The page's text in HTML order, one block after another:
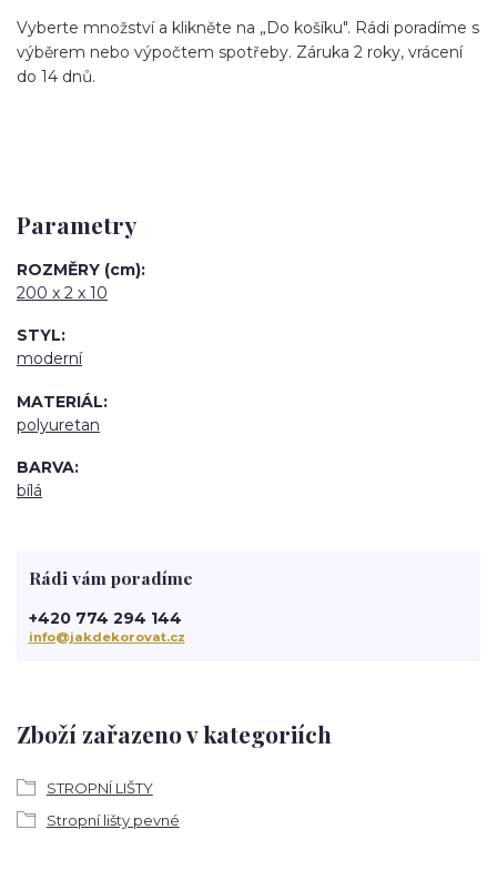
Vyberte množství a klikněte na „Do košíku". Rádi poradíme s
výběrem nebo výpočtem spotřeby. Záruka 2 roky, vrácení
do 14 dnů.
Parametry
ROZMĚRY (cm)
200 x 2 x 10
STYL
moderní
MATERIÁL
polyuretan
BARVA
bílá
Zboží zařazeno v kategoriích
STROPNÍ LIŠTY
Stropní lišty pevné
Rádi vám poradíme
+420 774 294 144
info@jakdekorovat.cz